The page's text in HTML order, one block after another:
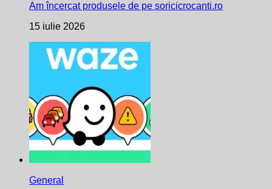
Am încercat produsele de pe soricicrocanti.ro
15 iulie 2026
General